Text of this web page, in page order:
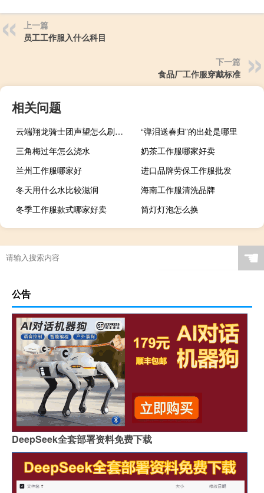
上一篇
员工工作服入什么科目
下一篇
食品厂工作服穿戴标准
相关问题
云端翔龙骑士团声望怎么刷（云端翔龙骑士团声望怎么刷）
“弹泪送春归”的出处是哪里
三角梅过年怎么浇水
奶茶工作服哪家好卖
兰州工作服哪家好
进口品牌劳保工作服批发
冬天用什么水比较滋润
海南工作服清洗品牌
冬季工作服款式哪家好卖
筒灯灯泡怎么换
☚
公告
DeepSeek全套部署资料免费下载